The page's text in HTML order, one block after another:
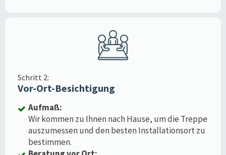
Schritt 2:
Vor-Ort-Besichtigung
Aufmaß:
Wir kommen zu Ihnen nach Hause, um die Treppe
auszumessen und den besten Installationsort zu
bestimmen.